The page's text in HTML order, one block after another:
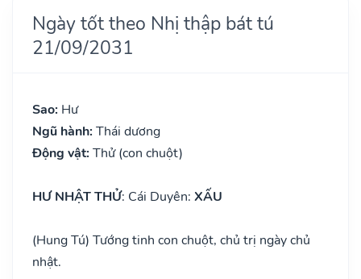
Ngày tốt theo Nhị thập bát tú
21/09/2031
Sao: Hư
Ngũ hành: Thái dương
Động vật: Thử (con chuột)
HƯ NHẬT THỬ: Cái Duyên: XẤU
(Hung Tú) Tướng tinh con chuột, chủ trị ngày chủ
nhật.